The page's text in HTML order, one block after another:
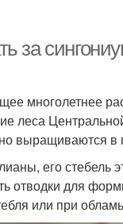
за
многолетнее
леса
выращиваются в
его стебель
отводки для
или при